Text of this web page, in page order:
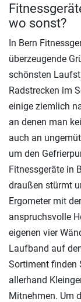
wo sonst?
In Bern
überzeugende
schönsten
Radstrecken im
einige ziemlich
an denen man
auch an
um den
Fitnessgeräte in
draußen stürmt
Ergometer mit
anspruchsvolle
eigenen vier
Laufband auf
Sortiment finden
allerhand
Mitnehmen. Um